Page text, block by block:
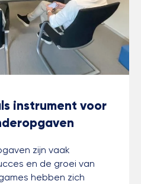
instrument voor
zijn vaak
en de groei van
hebben zich